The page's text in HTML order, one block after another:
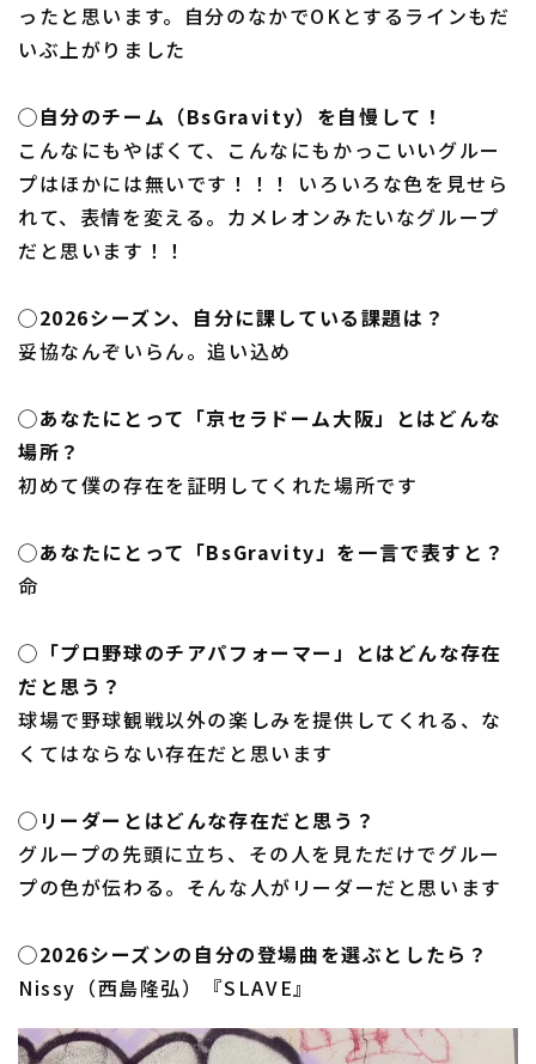
ったと思います。自分のなかでOKとするラインもだ
いぶ上がりました
◯自分のチーム（BsGravity）を自慢して！
こんなにもやばくて、こんなにもかっこいいグルー
プはほかには無いです！！！ いろいろな色を見せら
れて、表情を変える。カメレオンみたいなグループ
だと思います！！
◯2026シーズン、自分に課している課題は？
妥協なんぞいらん。追い込め
◯あなたにとって「京セラドーム大阪」とはどんな
場所？
初めて僕の存在を証明してくれた場所です
◯あなたにとって「BsGravity」を一言で表すと？
命
◯「プロ野球のチアパフォーマー」とはどんな存在
だと思う？
球場で野球観戦以外の楽しみを提供してくれる、な
くてはならない存在だと思います
◯リーダーとはどんな存在だと思う？
グループの先頭に立ち、その人を見ただけでグルー
プの色が伝わる。そんな人がリーダーだと思います
◯2026シーズンの自分の登場曲を選ぶとしたら？
Nissy（西島隆弘）『SLAVE』